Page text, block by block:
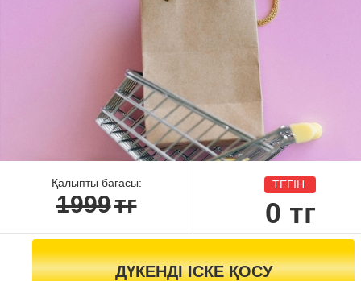
Қалыпты бағасы:
1999тг
ТЕГІН
0 тг
ДҮКЕНДІ ІСКЕ ҚОСУ